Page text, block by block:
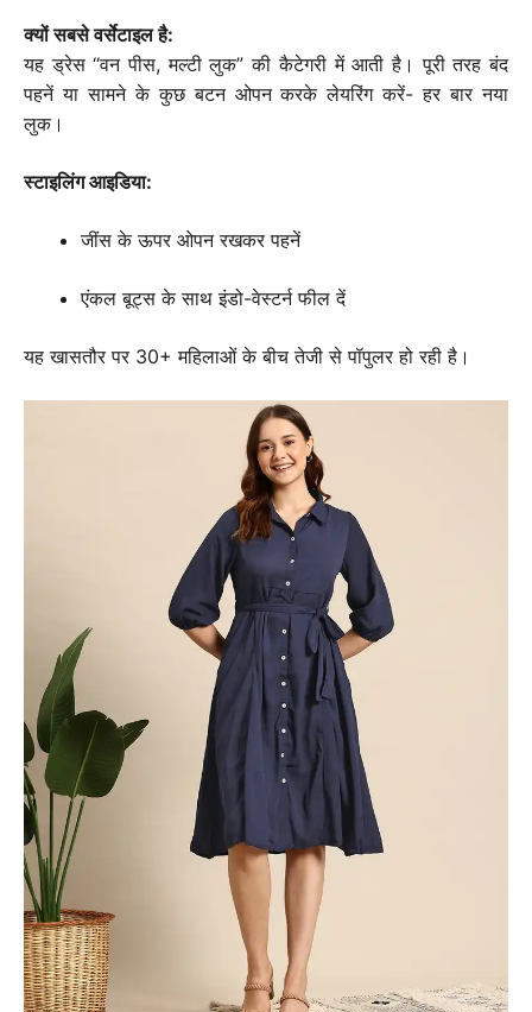
क्यों सबसे वर्सेटाइल है:
यह ड्रेस “वन पीस, मल्टी लुक” की कैटेगरी में आती है। पूरी तरह बंद
पहनें या सामने के कुछ बटन ओपन करके लेयरिंग करें- हर बार नया
लुक।
स्टाइलिंग आइडिया:
जींस के ऊपर ओपन रखकर पहनें
एंकल बूट्स के साथ इंडो-वेस्टर्न फील दें
यह खासतौर पर 30+ महिलाओं के बीच तेजी से पॉपुलर हो रही है।